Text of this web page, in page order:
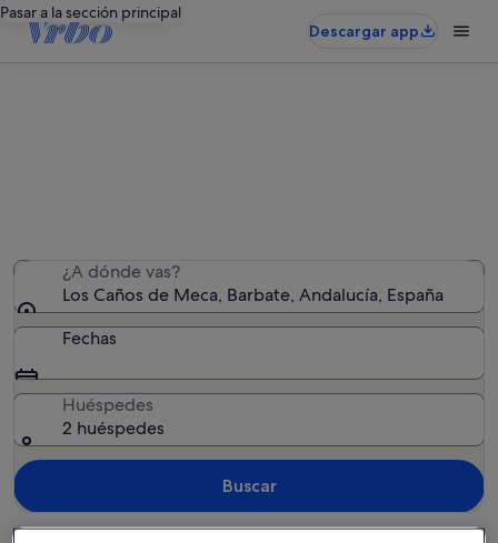
Pasar a la sección principal
Descargar app
¿A dónde vas?
Los Caños de Meca, Barbate, Andalucía, España
Fechas
Huéspedes
2 huéspedes
Buscar